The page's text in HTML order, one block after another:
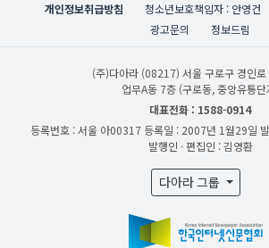
개인정보취급방침
청소년보호책임자 : 안영건
광고문의
정보드림
(주)다아라 (08217) 서울 구로구 경인
업무A동 7층 (구로동, 중앙유통단
대표전화 : 1588-0914
등록번호 : 서울 아00317 등록일 : 2007년 1월29일
발행인 · 편집인 : 김영환
다아라 그룹